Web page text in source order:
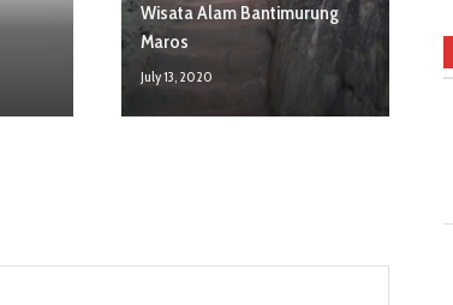
Wisata Alam Bantimurung
Maros
July 13, 2020